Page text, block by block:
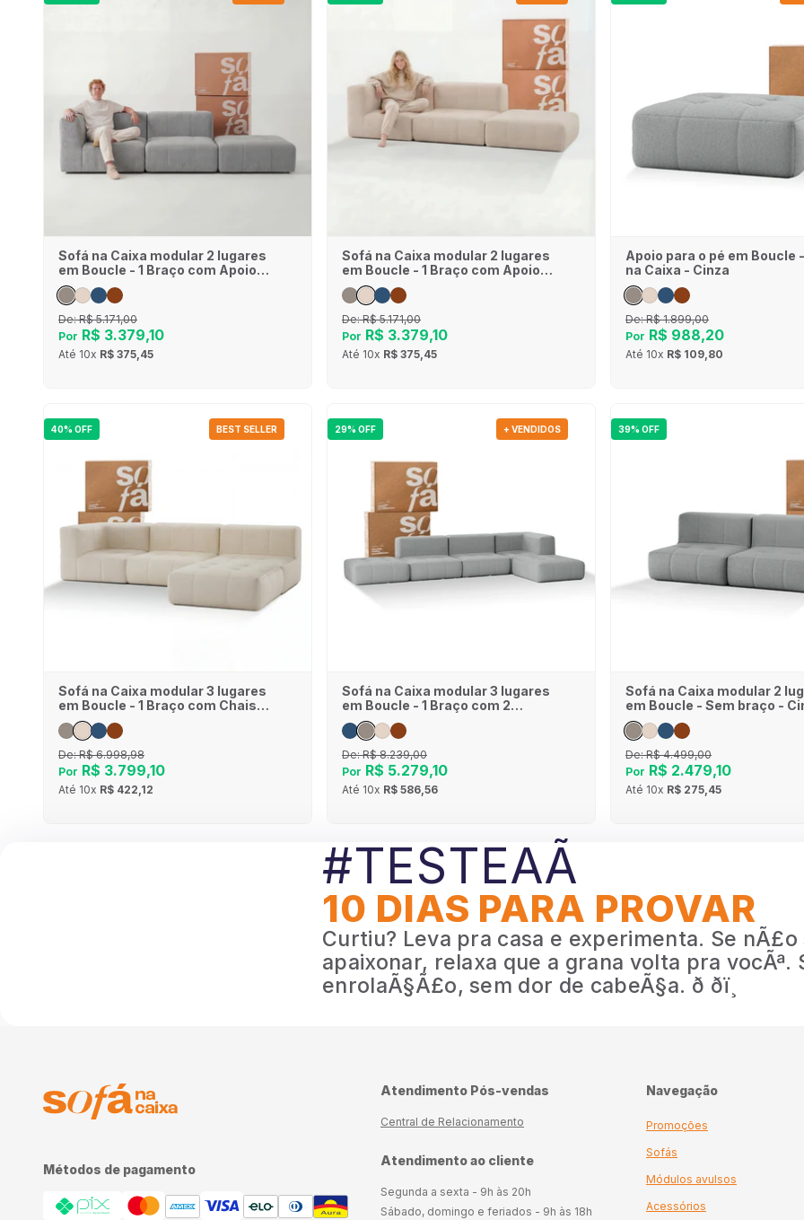
Sofá na Caixa modular 2 lugares
em Boucle - 1 Braço com Apoio
de pé - Cinza
De:R$ 5.171,00
Por R$ 3.379,10
Até 10x R$ 375,45
Sofá na Caixa modular 2 lugares
em Boucle - 1 Braço com Apoio
de pé - Linho
De:R$ 5.171,00
Por R$ 3.379,10
Até 10x R$ 375,45
Apoio para o pé em Boucle
na Caixa - Cinza
De:R$ 1.899,00
Por R$ 988,20
Até 10x R$ 109,80
40% OFF BEST SELLER
Sofá na Caixa modular 3 lugares
em Boucle - 1 Braço com Chaise
- Linho
De:R$ 6.998,98
Por R$ 3.799,10
Até 10x R$ 422,12
29% OFF + VENDIDOS
Sofá na Caixa modular 3 lugares
em Boucle - 1 Braço com 2
Chaises - Cinza
De:R$ 8.239,00
Por R$ 5.279,10
Até 10x R$ 586,56
39% OFF
Sofá na Caixa modular 2
em Boucle - Sem braço -
De:R$ 4.499,00
Por R$ 2.479,10
Até 10x R$ 275,45
#TESTEAÃ
10 DIAS PARA PROVAR
Curtiu? Leva pra casa e experimenta. Se nÃ£o
apaixonar, relaxa que a grana volta pra vocÃª.
enrolaÃ§Ã£o, sem dor de cabeÃ§a. ð ðï¸
Métodos de pagamento
Atendimento Pós-vendas
Central de Relacionamento
Atendimento ao cliente
Segunda a sexta - 9h às 20h
Sábado, domingo e feriados - 9h às 18h
Navegação
Promoções
Sofás
Módulos avulsos
Acessórios